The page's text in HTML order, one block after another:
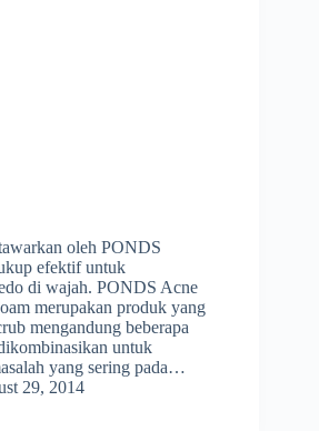
oleh PONDS
efektif untuk
di wajah. PONDS Acne
merupakan produk yang
mengandung beberapa
untuk
yang sering pada…
29, 2014